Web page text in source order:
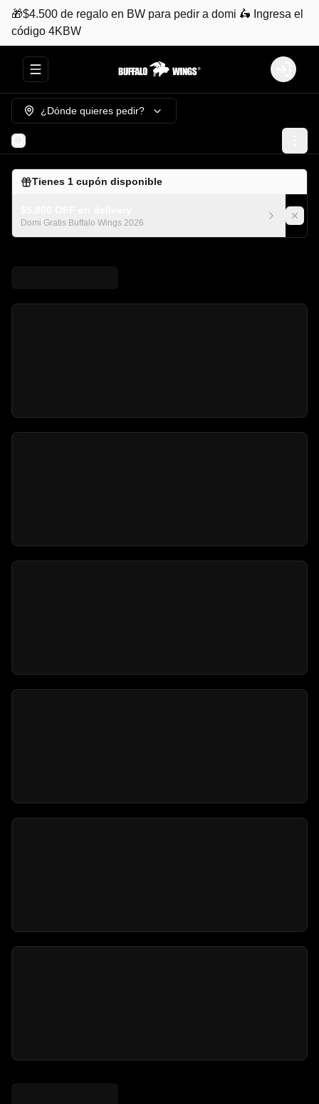
🎁$4.500 de regalo en BW para pedir a domi 🛵 Ingresa el
código 4KBW
Abrir menu de navegación Login
¿Dónde quieres pedir?
Tienes 1 cupón disponible
Domi Gratis Buffalo Wings 2026